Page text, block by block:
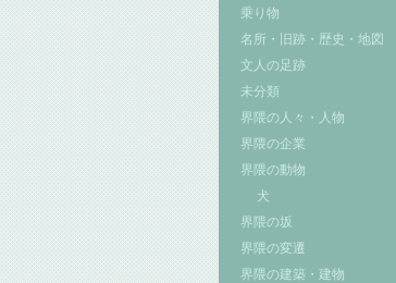
乗り物
名所・旧跡・歴史・地図
文人の足跡
未分類
界隈の人々・人物
界隈の企業
界隈の動物
犬
界隈の坂
界隈の変遷
界隈の建築・建物